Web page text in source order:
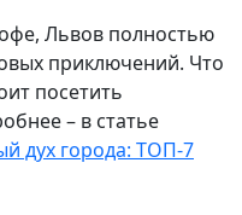
Львов полностью
приключений. Что
посетить
– в статье
дух города: ТОП-7